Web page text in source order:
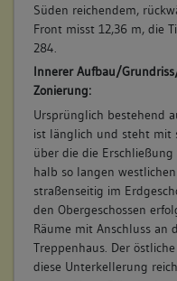
7. Bauphase:
(1850 - 1900)
Bauliche Veränderungen
Repräsentationsräume
Stuckdecken und
Wintergarten im 2. OG
klassizistischer
Fensteröffnungen nach
Zumauerung jener im
wird neu errichtet.
eingemauert.
Betroffene Gebäudeteile:
Süden reichendem,
Front misst 12,36 m, die
284.
Innerer Aufbau/
Zonierung:
Ursprünglich bestehend
ist länglich und steht mit
über die die
halb so langen
straßenseitig im
den Obergeschossen
Räume mit Anschluss an
Treppenhaus. Der
diese Unterkellerung